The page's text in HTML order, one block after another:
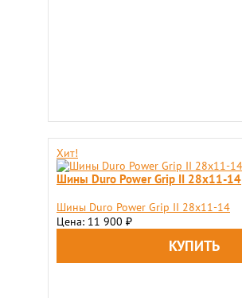
Хит!
Шины Duro Power Grip II 28x11-14
Шины Duro Power Grip II 28x11-14
Цена: 11 900 ₽